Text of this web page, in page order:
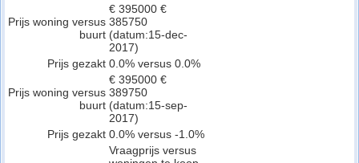
Prijs woning versus
buurt
€ 395000 €
385750
(datum:15-dec-
2017)
Prijs gezakt 0.0% versus 0.0%
Prijs woning versus
buurt
€ 395000 €
389750
(datum:15-sep-
2017)
Prijs gezakt 0.0% versus -1.0%
Vraagprijs versus